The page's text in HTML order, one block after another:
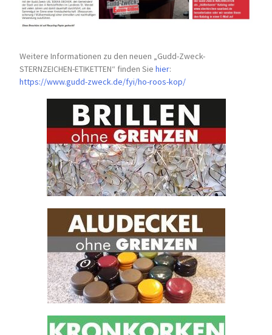
Weitere Informationen zu den neuen „Gudd-Zweck-
STERNZEICHEN-ETIKETTEN“ finden Siehier:
https://www.gudd-zweck.de/fyi/ho-roos-kop/